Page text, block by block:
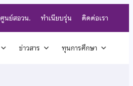
ศูนย์สอวน. ทำเนียบรุ่น ติดต่อเรา
ข่าวสาร ทุนการศึกษา